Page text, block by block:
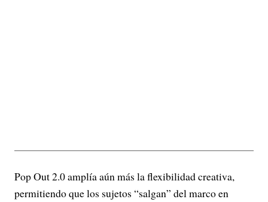
Pop Out 2.0 amplía aún más la flexibilidad creativa,
permitiendo que los sujetos “salgan” del marco en